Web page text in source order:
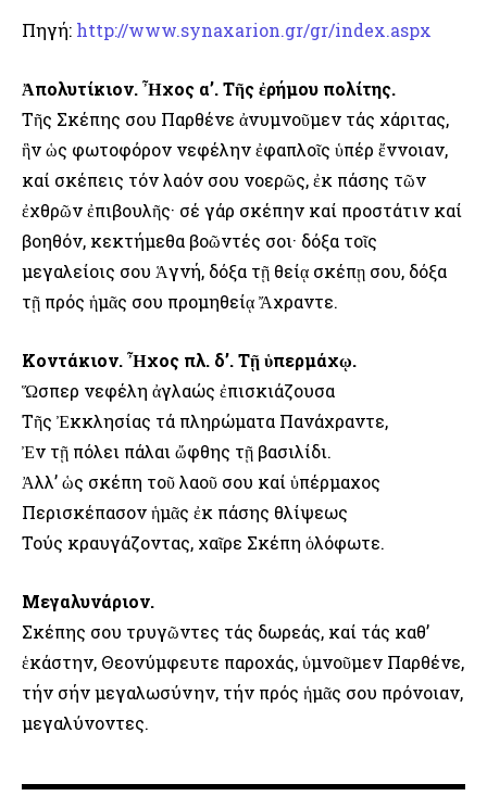
Πηγή: http://www.synaxarion.gr/gr/index.aspx
Ἀπολυτίκιον. Ἦχος α’. Τῆς ἐρήμου πολίτης.
Τῆς Σκέπης σου Παρθένε ἀνυμνοῦμεν τάς χάριτας,
ἣν ὡς φωτοφόρον νεφέλην ἐφαπλοῖς ὑπέρ ἔννοιαν,
καί σκέπεις τόν λαόν σου νοερῶς, ἐκ πάσης τῶν
ἐχθρῶν ἐπιβουλῆς· σέ γάρ σκέπην καί προστάτιν καί
βοηθόν, κεκτήμεθα βοῶντές σοι· δόξα τοῖς
μεγαλείοις σου Ἁγνή, δόξα τῇ θείᾳ σκέπῃ σου, δόξα
τῇ πρός ἡμᾶς σου προμηθείᾳ Ἄχραντε.
Κοντάκιον. Ἦχος πλ. δ’. Τῇ ὑπερμάχῳ.
Ὥσπερ νεφέλη ἀγλαώς ἐπισκιάζουσα
Τῆς Ἐκκλησίας τά πληρώματα Πανάχραντε,
Ἐν τῇ πόλει πάλαι ὤφθης τῇ βασιλίδι.
Ἀλλ’ ὡς σκέπη τοῦ λαοῦ σου καί ὑπέρμαχος
Περισκέπασον ἡμᾶς ἐκ πάσης θλίψεως
Τούς κραυγάζοντας, χαῖρε Σκέπη ὁλόφωτε.
Μεγαλυνάριον.
Σκέπης σου τρυγῶντες τάς δωρεάς, καί τάς καθ’
ἑκάστην, Θεονύμφευτε παροχάς, ὑμνοῦμεν Παρθένε,
τήν σήν μεγαλωσύνην, τήν πρός ἡμᾶς σου πρόνοιαν,
μεγαλύνοντες.